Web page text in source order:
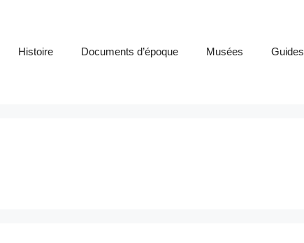
Histoire Documents d’époque Musées Guides